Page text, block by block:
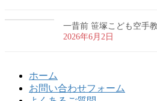
一昔前 笹塚こども空手
2026年6月2日
ホーム
お問い合わせフォーム